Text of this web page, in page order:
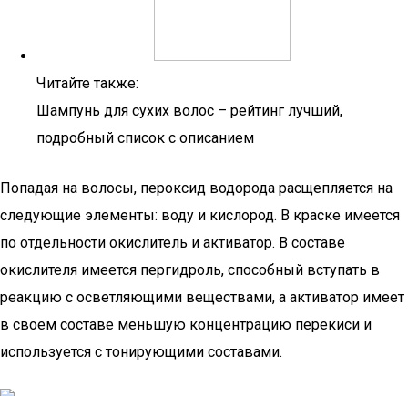
Читайте также:
Шампунь для сухих волос – рейтинг лучший,
подробный список с описанием
Попадая на волосы, пероксид водорода расщепляется на
следующие элементы: воду и кислород. В краске имеется
по отдельности окислитель и активатор. В составе
окислителя имеется пергидроль, способный вступать в
реакцию с осветляющими веществами, а активатор имеет
в своем составе меньшую концентрацию перекиси и
используется с тонирующими составами.